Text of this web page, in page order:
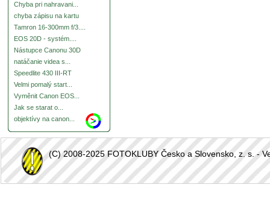
Chyba pri nahravani...
chyba zápisu na kartu
Tamron 16-300mm f/3....
EOS 20D - systém....
Nástupce Canonu 30D
natáčanie videa s...
Speedlite 430 III-RT
Velmi pomalý start...
Vyměnit Canon EOS...
Jak se starat o...
objektívy na canon...
(C) 2008-2025 FOTOKLUBY Česko a Slovensko, z. s. -